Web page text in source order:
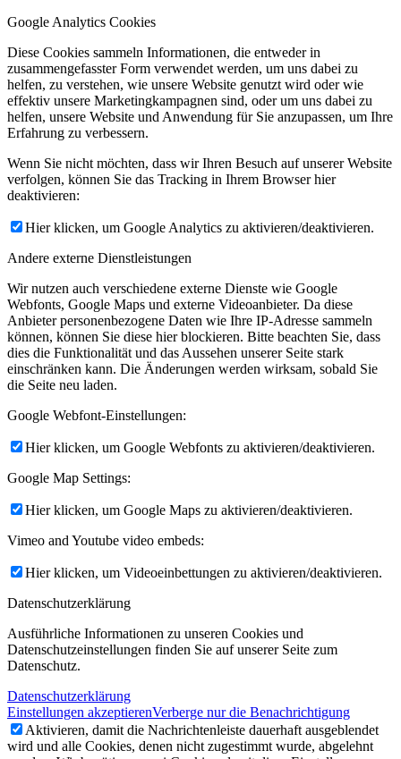
Google Analytics Cookies
Diese Cookies sammeln Informationen, die entweder in
zusammengefasster Form verwendet werden, um uns dabei zu
helfen, zu verstehen, wie unsere Website genutzt wird oder wie
effektiv unsere Marketingkampagnen sind, oder um uns dabei zu
helfen, unsere Website und Anwendung für Sie anzupassen, um Ihre
Erfahrung zu verbessern.
Wenn Sie nicht möchten, dass wir Ihren Besuch auf unserer Website
verfolgen, können Sie das Tracking in Ihrem Browser hier
deaktivieren:
Hier klicken, um Google Analytics zu aktivieren/deaktivieren.
Andere externe Dienstleistungen
Wir nutzen auch verschiedene externe Dienste wie Google
Webfonts, Google Maps und externe Videoanbieter. Da diese
Anbieter personenbezogene Daten wie Ihre IP-Adresse sammeln
können, können Sie diese hier blockieren. Bitte beachten Sie, dass
dies die Funktionalität und das Aussehen unserer Seite stark
einschränken kann. Die Änderungen werden wirksam, sobald Sie
die Seite neu laden.
Google Webfont-Einstellungen:
Hier klicken, um Google Webfonts zu aktivieren/deaktivieren.
Google Map Settings:
Hier klicken, um Google Maps zu aktivieren/deaktivieren.
Vimeo and Youtube video embeds:
Hier klicken, um Videoeinbettungen zu aktivieren/deaktivieren.
Datenschutzerklärung
Ausführliche Informationen zu unseren Cookies und
Datenschutzeinstellungen finden Sie auf unserer Seite zum
Datenschutz.
Datenschutzerklärung
Einstellungen akzeptierenVerberge nur die Benachrichtigung
Aktivieren, damit die Nachrichtenleiste dauerhaft ausgeblendet
wird und alle Cookies, denen nicht zugestimmt wurde, abgelehnt